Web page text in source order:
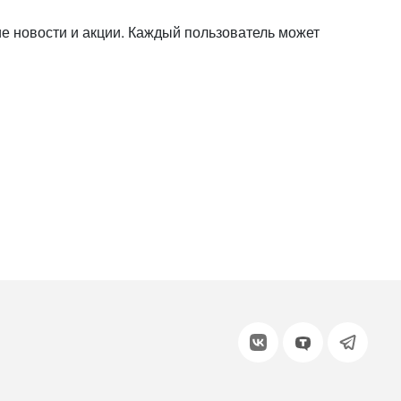
новости и акции. Каждый пользователь может